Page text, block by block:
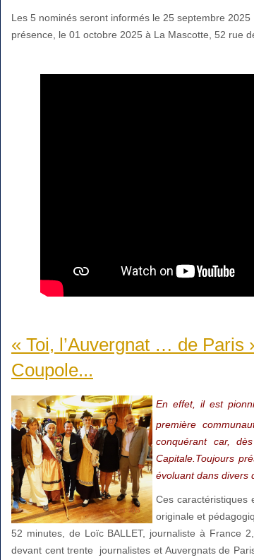
Les 5 nominés seront informés le 25 septembre
présence, le 01 octobre 2025 à La Mascotte, 52 rue
« Toi, l’Auvergnat … de Paris
Coupole...
En effet, il est
première
conquérant car,
Capitale.Toujours
évoluant dans divers
Ces caractéristiques
originale et
52 minutes, de Loïc BALLET, journaliste à France
devant cent trente journalistes et Auvergnats de